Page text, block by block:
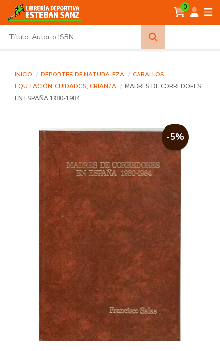
0
INICIO DEPORTES DE NATURALEZA
CABALLOS:
EQUITACIÓN, CUIDADOS, CRIANZA
MADRES DE CORREDORES
EN ESPAÑA 1980-1984
-5%